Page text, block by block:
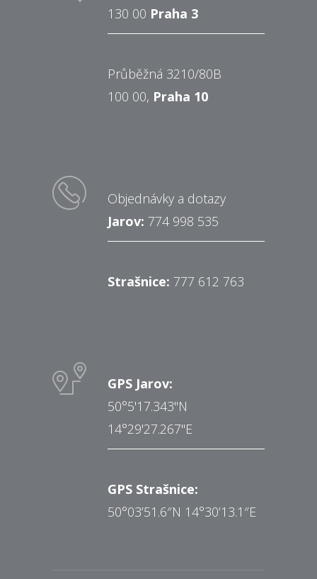
130 00 Praha 3
Průběžná 3210/80B
100 00, Praha 10
Objednávky a dotazy
Jarov: 774 998 535
Strašnice: 777 612 763
GPS Jarov:
50°5'17.343"N
14°29'27.267"E
GPS Strašnice:
50°03’51.6″N 14°30’13.1″E